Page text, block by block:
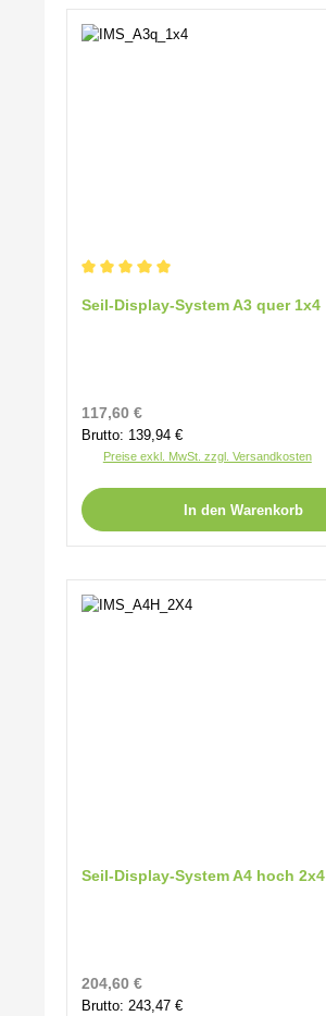
Seil-Display-System A3 quer 1x4
Regulärer Preis:
117,60 €
Brutto: 139,94 €
Preise exkl. MwSt. zzgl. Versandkosten
In den Warenkorb
Seil-Display-System A4 hoch 2x4
Regulärer Preis:
204,60 €
Brutto: 243,47 €